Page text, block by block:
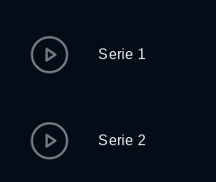
Serie 1
Serie 2